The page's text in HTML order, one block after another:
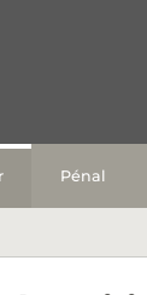
Pénal